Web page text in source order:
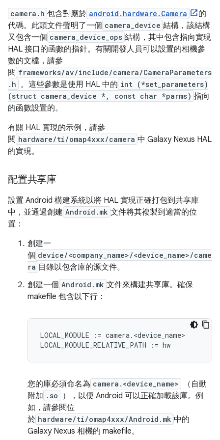
camera.h 包含對應於 android.hardware.Camera
的
代碼。此頭文件聲明了一個 camera_device 結構，該結構
又包含一個 camera_device_ops 結構，其中包含指向實現
HAL 接口的函數的指針。有關開發人員可以設置的相機參
數的文檔，請參
閱 frameworks/av/include/camera/CameraParameters
.h 。這些參數是使用 HAL 中的 int (*set_parameters)
(struct camera_device *, const char *parms) 指向
的函數設置的。
有關 HAL 實現的示例，請參
閱 hardware/ti/omap4xxx/camera 中 Galaxy Nexus HAL
的實現。
配置共享庫
設置 Android 構建系統以將 HAL 實現正確打包到共享庫
中，並通過創建 Android.mk 文件將其複製到適當的位
置：
創建一
個 device/<company_name>/<device_name>/came
ra 目錄以包含庫的源文件。
創建一個 Android.mk 文件來構建共享庫。確保
makefile 包含以下行：
LOCAL_MODULE := camera.<device_name>
您的庫必須命名為 camera.<device_name>
（自動
附加 .so
），以便 Android 可以正確加載該庫。例
如，請參閱位
於 hardware/ti/omap4xxx/Android.mk 中的
Galaxy Nexus 相機的 makefile。